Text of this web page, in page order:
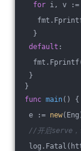
for i, v :=
}
default :
}
}
func main()
{
e := new
//开启serve，